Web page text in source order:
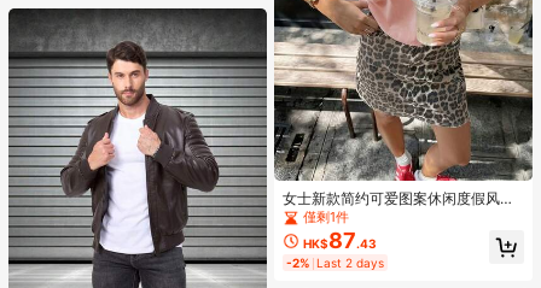
女士新款简约可爱图案休闲度假风宽
松百搭圆领短袖T恤，时尚日常上
衣，适合日常度假穿着。也适合情人
节、开学季、教师节等节日穿着。字
母印花短袖T恤，柔软宽松舒适，高
僅剩1件
HK$87.43
-2% Last 2 days